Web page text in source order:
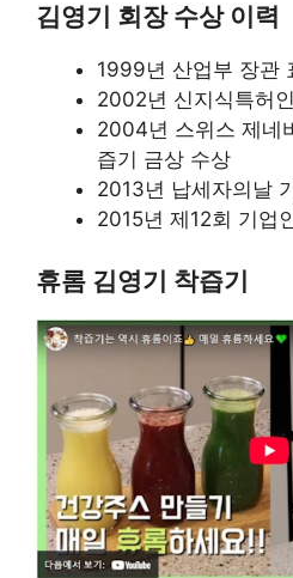
김영기 회장 수상 이력
1999년 산업부 장관
2002년 신지식특허
2004년 스위스 제네
즙기 금상 수상
2013년 납세자의날
2015년 제12회 기업
휴롬 김영기 착즙기